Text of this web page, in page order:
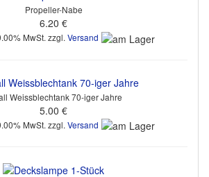
Propeller-Nabe
6.20 €
MwSt. zzgl. Versand
Weissblechtank 70-iger Jahre
5.00 €
MwSt. zzgl. Versand